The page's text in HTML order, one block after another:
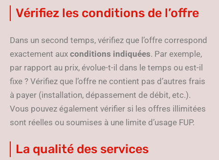
Vérifiez les conditions de l’offre
Dans un second temps, vérifiez que l’offre correspond
exactement aux conditions indiquées. Par exemple,
par rapport au prix, évolue-t-il dans le temps ou est-il
fixe ? Vérifiez que l’offre ne contient pas d’autres frais
à payer (installation, dépassement de débit, etc.).
Vous pouvez également vérifier si les offres illimitées
sont réelles ou soumises à une limite d’usage FUP.
La qualité des services